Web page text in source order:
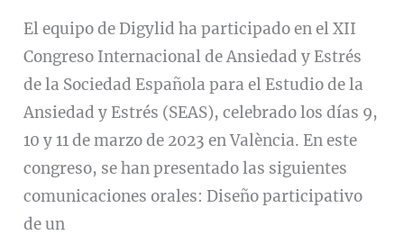
El equipo de Digylid ha participado en el XII
Congreso Internacional de Ansiedad y Estrés
de la Sociedad Española para el Estudio de la
Ansiedad y Estrés (SEAS), celebrado los días 9,
10 y 11 de marzo de 2023 en València. En este
congreso, se han presentado las siguientes
comunicaciones orales: Diseño participativo
de un